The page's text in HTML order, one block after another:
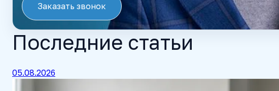
Заказать звонок
Последние статьи
05.08.2026